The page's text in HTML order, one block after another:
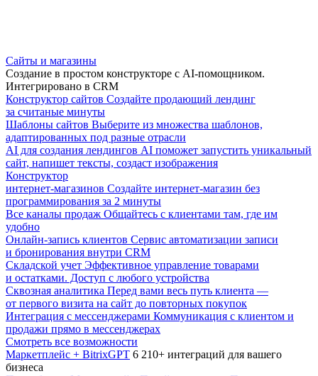
Сайты и магазины
Создание в простом конструкторе с AI-помощником.
Интегрировано в CRM
Конструктор сайтов Создайте продающий лендинг
за считаные минуты
Шаблоны сайтов Выберите из множества шаблонов,
адаптированных под разные отрасли
AI для создания лендингов AI поможет запустить уникальный
сайт, напишет тексты, создаст изображения
Конструктор
интернет-магазинов Создайте интернет-магазин без
программирования за 2 минуты
Все каналы продаж Общайтесь с клиентами там, где им
удобно
Онлайн-запись клиентов Сервис автоматизации записи
и бронирования внутри CRM
Складской учет Эффективное управление товарами
и остатками. Доступ с любого устройства
Сквозная аналитика Перед вами весь путь клиента —
от первого визита на сайт до повторных покупок
Интеграция с мессенджерами Коммуникация с клиентом и
продажи прямо в мессенджерах
Смотреть все возможности
Маркетплейс + BitrixGPT 6 210+ интеграций для вашего
бизнеса